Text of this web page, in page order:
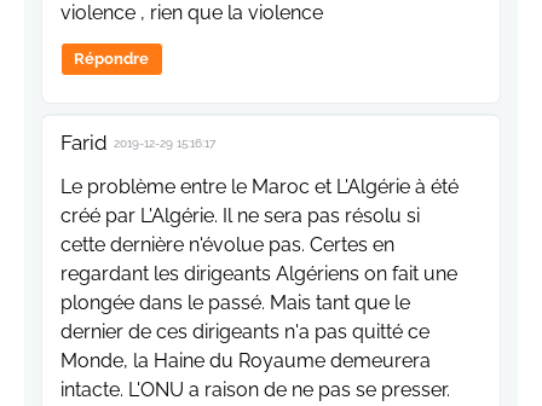
violence , rien que la violence
Répondre
Farid 2019-12-29 15:16:17
Le problème entre le Maroc et L'Algérie à été
créé par L'Algérie. Il ne sera pas résolu si
cette dernière n'évolue pas. Certes en
regardant les dirigeants Algériens on fait une
plongée dans le passé. Mais tant que le
dernier de ces dirigeants n'a pas quitté ce
Monde, la Haine du Royaume demeurera
intacte. L'ONU a raison de ne pas se presser.